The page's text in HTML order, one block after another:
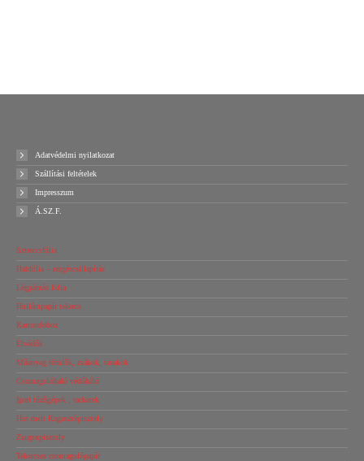
Adatvédelmi nyilatkozat
Szállítási feltételek
Impresszum
Á.SZ.F.
Sztreccsfólia
Habfólia – rezgéscsillapítás
Légpárnás fólia
Hullámpapír tekercs
Kartondoboz
Élvédők
Műanyag tömlők, zsákok, tasakok
Csomagolóháló védőháló
Ipari tűzőgépek , tackerek
Hot-melt Ragasztópisztoly
Zsugorpisztoly
Tekercses csomagolópapír